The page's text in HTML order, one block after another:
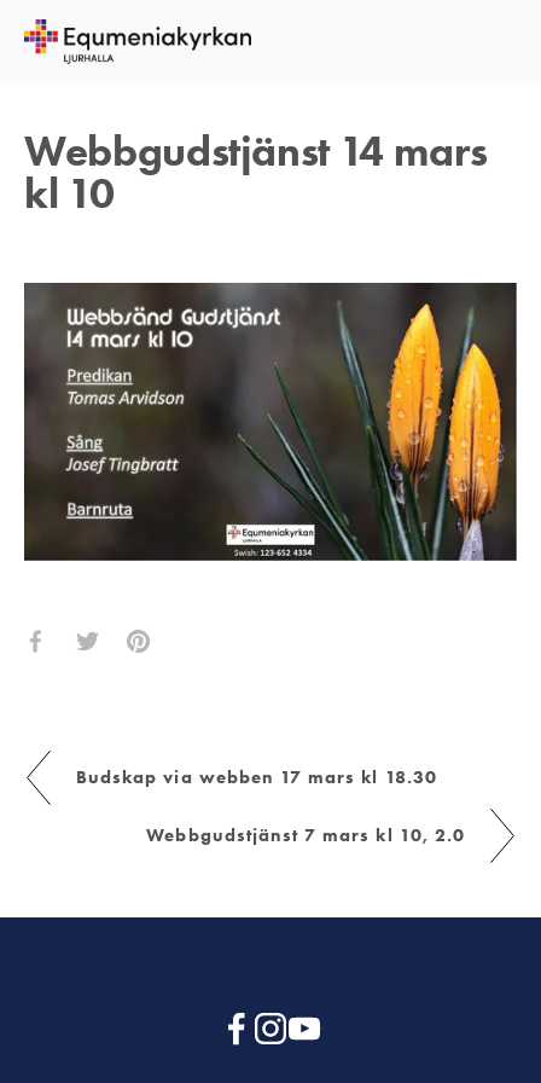
Webbgudstjänst 14 mars
kl 10
11 MARS 2021
Budskap via webben 17 mars kl 18.30
Webbgudstjänst 7 mars kl 10, 2.0